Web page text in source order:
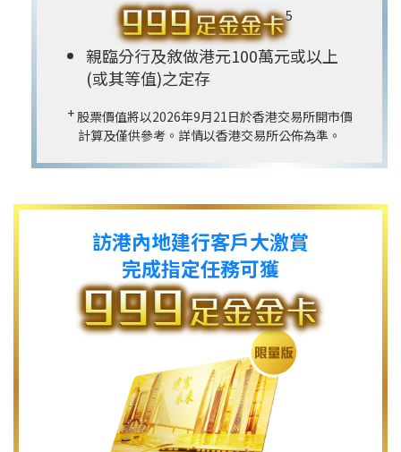
5
親臨分行及敘做港元100萬元或以上
(或其等值)之定存
+股票價值將以2026年9月21日於香港交易所開市價
計算及僅供參考。詳情以香港交易所公佈為準。
訪港內地建行客戶大激賞
完成指定任務可獲